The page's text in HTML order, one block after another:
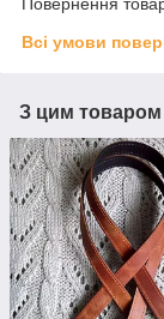
Всі умови
З цим